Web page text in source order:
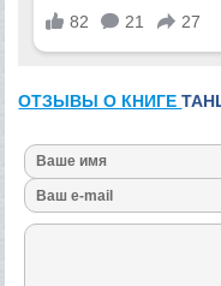
ОТЗЫВЫ О КНИГЕ